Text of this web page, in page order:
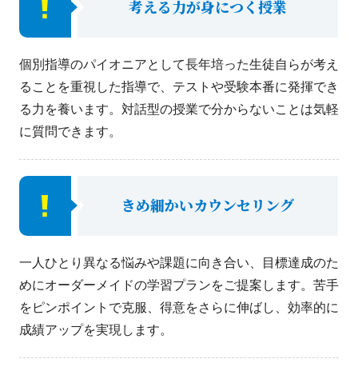
考える力が身につく授業
個別指導のパイオニアとして長年培った生徒自らが考え
ることを重視した指導で、テストや受験本番に発揮でき
る力を養います。対話型の授業で分からないことは気軽
に質問できます。
きめ細かいカウンセリング
一人ひとり異なる悩みや課題に向き合い、目標達成のた
めにオーダーメイドの学習プランをご提案します。苦手
をピンポイントで克服、得意をさらに伸ばし、効率的に
成績アップを実現します。